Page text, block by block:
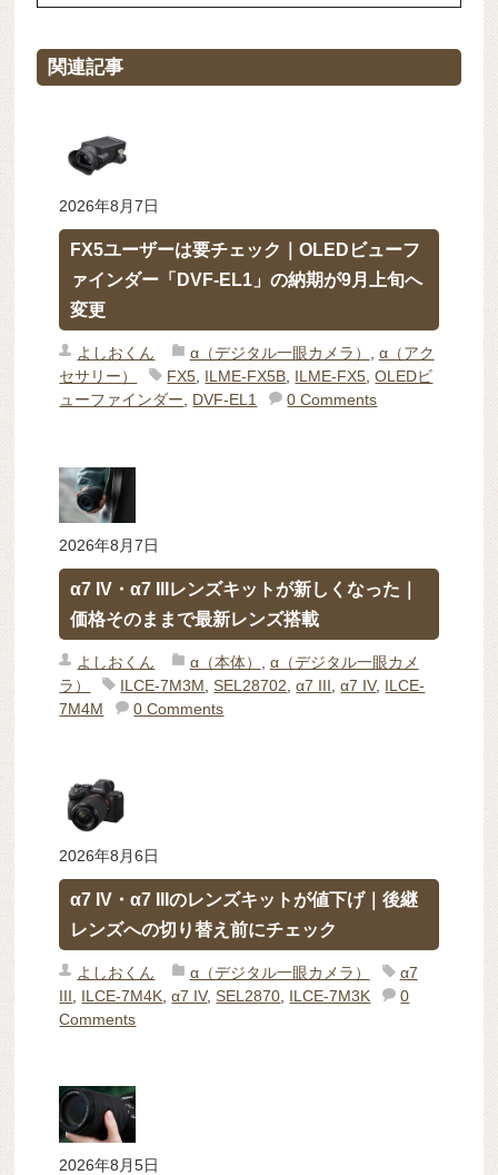
関連記事
2026年8月7日
FX5ユーザーは要チェック｜OLEDビューフ
ァインダー「DVF-EL1」の納期が9月上旬へ
変更
よしおくん α（デジタル一眼カメラ） , α（アク
セサリー）
FX5, ILME-FX5B, ILME-FX5,OLEDビ
ューファインダー, DVF-EL1 0 Comments
2026年8月7日
α7 IV・α7 IIIレンズキットが新しくなった｜
価格そのままで最新レンズ搭載
よしおくん α（本体） , α（デジタル一眼カメ
ラ）
ILCE-7M3M,SEL28702,α7 III,α7 IV, ILCE-
7M4M
0 Comments
2026年8月6日
α7 IV・α7 IIIのレンズキットが値下げ｜後継
レンズへの切り替え前にチェック
よしおくん α（デジタル一眼カメラ）
α7
III
ILCE-7M4K ,α7 IV,SEL2870 ILCE-7M3K
0
Comments
2026年8月5日